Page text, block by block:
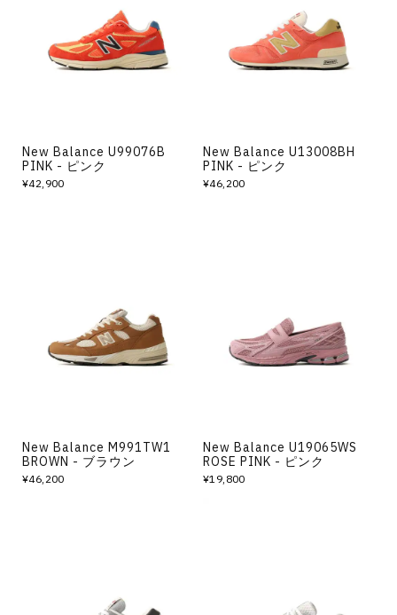
New Balance U99076B
PINK - ピンク
¥42,900
New Balance U13008BH
PINK - ピンク
¥46,200
New Balance M991TW1
BROWN - ブラウン
¥46,200
New Balance U19065WS
ROSE PINK - ピンク
¥19,800